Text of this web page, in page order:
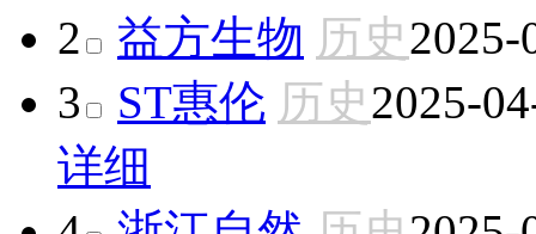
2
益方生物 历史2025-
3
ST惠伦 历史2025-
详细